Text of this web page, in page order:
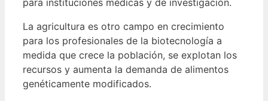
para instituciones médicas y de investigación.
La agricultura es otro campo en crecimiento
para los profesionales de la biotecnología a
medida que crece la población, se explotan los
recursos y aumenta la demanda de alimentos
genéticamente modificados.